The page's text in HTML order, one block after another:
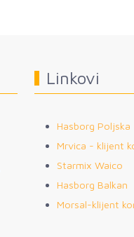
Linkovi
Hasborg Poljska
Mrvica - klijent
Starmix Waico
Hasborg Balkan
Morsal-klijent